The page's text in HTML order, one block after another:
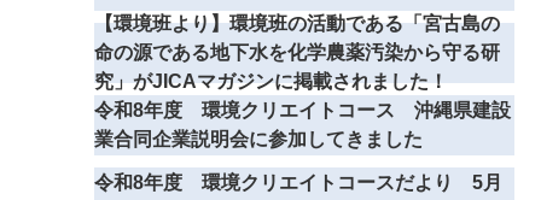
【環境班より】環境班の活動である「宮古島の
命の源である地下水を化学農薬汚染から守る研
究」がJICAマガジンに掲載されました！
令和8年度 環境クリエイトコース 沖縄県建設
業合同企業説明会に参加してきました
令和8年度 環境クリエイトコースだより 5月